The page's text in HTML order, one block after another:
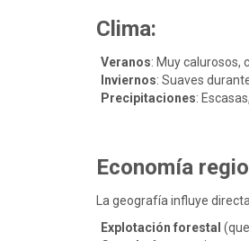
Clima:
Veranos: Muy calurosos,
Inviernos: Suaves
Precipitaciones:
Economía
La geografía influye
Explotación forestal